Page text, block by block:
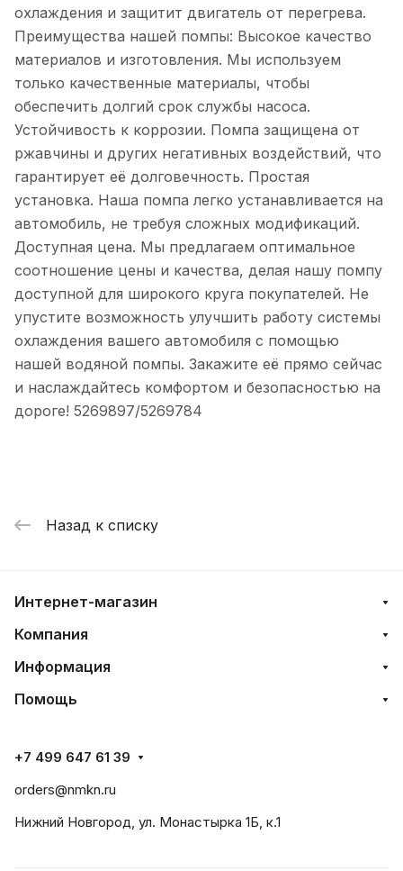
охлаждения и защитит двигатель от перегрева.
Преимущества нашей помпы: Высокое качество
материалов и изготовления. Мы используем
только качественные материалы, чтобы
обеспечить долгий срок службы насоса.
Устойчивость к коррозии. Помпа защищена от
ржавчины и других негативных воздействий, что
гарантирует её долговечность. Простая
установка. Наша помпа легко устанавливается на
автомобиль, не требуя сложных модификаций.
Доступная цена. Мы предлагаем оптимальное
соотношение цены и качества, делая нашу помпу
доступной для широкого круга покупателей. Не
упустите возможность улучшить работу системы
охлаждения вашего автомобиля с помощью
нашей водяной помпы. Закажите её прямо сейчас
и наслаждайтесь комфортом и безопасностью на
дороге! 5269897/5269784
Назад к списку
Интернет-магазин
Компания
Информация
Помощь
+7 499 647 61 39
orders@nmkn.ru
Нижний Новгород, ул. Монастырка 1Б, к.1